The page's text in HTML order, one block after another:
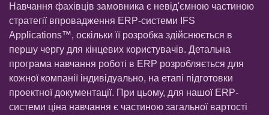
Навчання фахівців замовника є невід'ємною частиною
стратегії впровадження ERP-системи IFS
Applications™, оскільки її розробка здійснюється в
першу чергу для кінцевих користувачів. Детальна
програма навчання роботі в ERP розробляється для
кожної компанії індивідуально, на етапі підготовки
проектної документації. При цьому, для нашої ERP-
системи ціна навчання є частиною загальної вартості